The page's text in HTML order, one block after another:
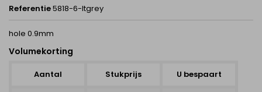
Referentie5818-6-ltgrey
hole 0.9mm
Volumekorting
Aantal Stukprijs U bespaart